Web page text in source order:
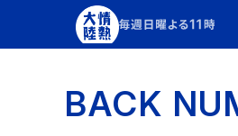
BACK